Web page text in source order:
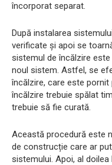
încorporat separat.
După instalarea
verificate și apoi se
sistemul de încălzire
noul sistem. Astfel, se
încălzire, care este
încălzire trebuie spălat
trebuie să fie curată.
Această procedură este
de construcție care ar
sistemului. Apoi, al